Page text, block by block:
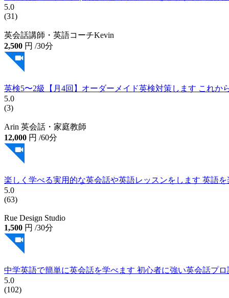
単発英語コーチング | 英語学習のサポートをします 元高校
(31)
英会話講師・英語コーチKevin
2,500円
英検5〜2級【月4回】オーダーメイド英検対策します これ
(3)
Arin 英会話・家庭教師
12,000
楽しく学べる実用的な英会話や英語レッスンをします 英語
5.0
(63)
Rue Design Studio
1,500円
中学英語で簡単に英会話を学べます 初心者に強い英会話プ